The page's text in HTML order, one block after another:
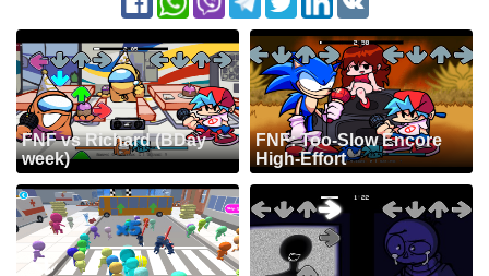
FNF vs Richard (BDay
week)
FNF: Too-Slow Encore
High-Effort